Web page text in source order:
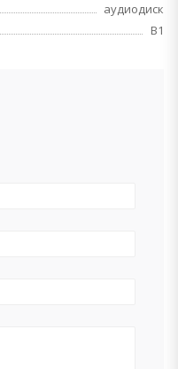
аудиодиск
B1